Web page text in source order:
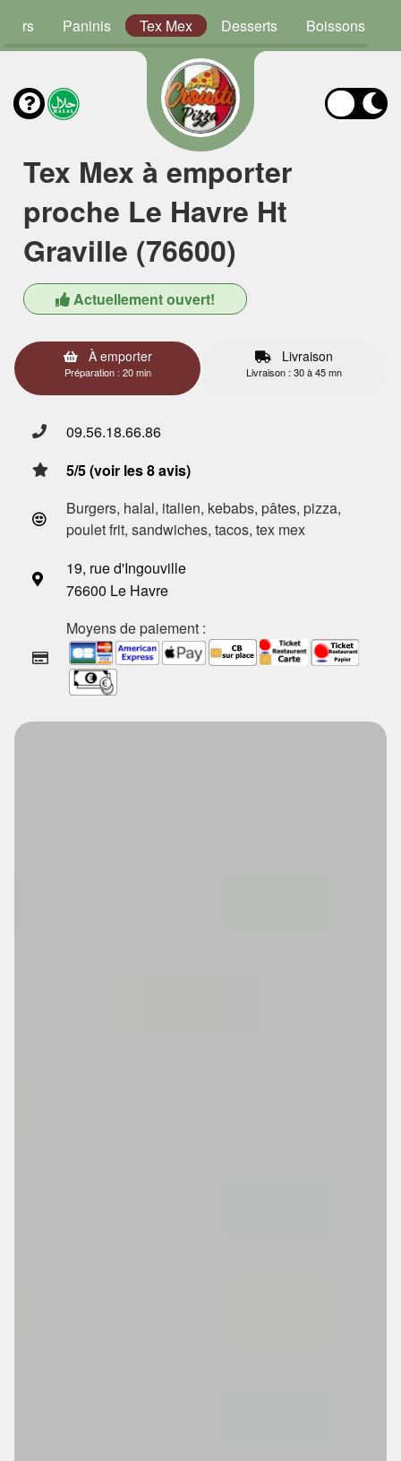
Paninis Tex Mex Desserts Boissons
Tex Mex à emporter
proche Le Havre Ht
Graville (76600)
Actuellement ouvert!
À emporter
Préparation : 20 min
Livraison
Livraison : 30 à 45 mn
09.56.18.66.86
5/5 (voir les 8 avis)
Burgers, halal, italien, kebabs, pâtes, pizza,
poulet frit, sandwiches, tacos, tex mex
19, rue d'Ingouville
76600 Le Havre
Moyens de paiement :